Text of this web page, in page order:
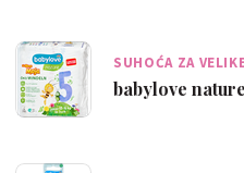
SUHOĆA ZA
babylove